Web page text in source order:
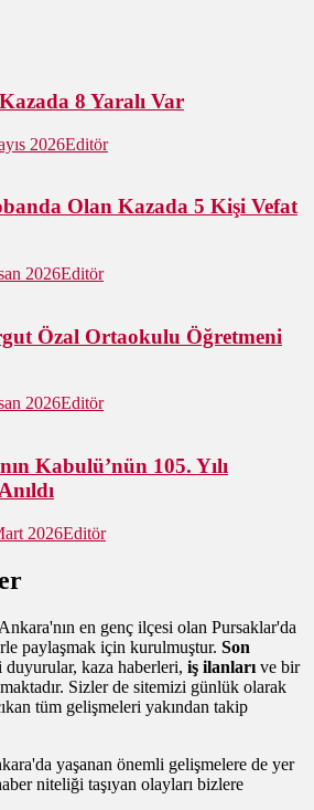
8 Yaralı Var
2026Editör
Olan Kazada 5 Kişi Vefat
2026Editör
Özal Ortaokulu Öğretmeni
2026Editör
Kabulü’nün 105. Yılı
2026Editör
en genç ilçesi olan Pursaklar'da
paylaşmak için kurulmuştur. Son
kaza haberleri, iş ilanları ve bir
Sizler de sitemizi günlük olarak
tüm gelişmeleri yakından takip
yaşanan önemli gelişmelere de yer
niteliği taşıyan olayları bizlere